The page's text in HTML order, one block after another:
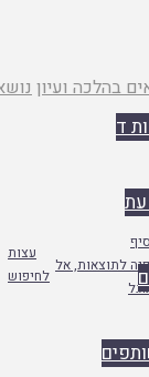
ד
עת
בהלכה ועיון
לתוצאות, אל
עצות
לחיפוש